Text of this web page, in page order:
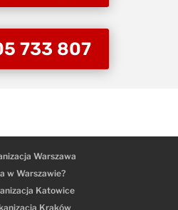
733 807
Warszawa
w Warszawie?
Katowice
Kraków